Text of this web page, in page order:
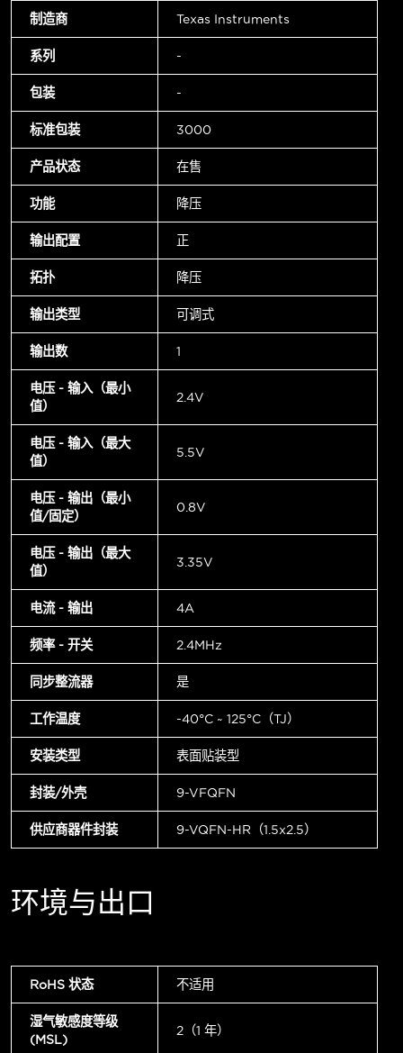
制造商 Texas Instruments
系列 -
包装 -
标准包装 3000
产品状态 在售
功能 降压
输出配置 正
拓扑 降压
输出类型 可调式
输出数 1
电压 - 输入（最小
值）
2.4V
电压 - 输入（最大
值）
5.5V
电压 - 输出（最小
值/固定）
0.8V
电压 - 输出（最大
值）
3.35V
电流 - 输出 4A
频率 - 开关 2.4MHz
同步整流器 是
工作温度 -40°C ~ 125°C（TJ）
安装类型 表面贴装型
封装/外壳 9-VFQFN
供应商器件封装 9-VQFN-HR（1.5x2.5）
环境与出口
RoHS 状态 不适用
湿气敏感度等级
(MSL)
2（1 年）